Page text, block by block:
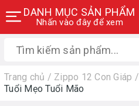
DANH MỤC SẢN PHẨM
Nhấn vào đây để xem
Trang chủ / Zippo 12 Con Giáp /
Tuổi Mẹo Tuổi Mão